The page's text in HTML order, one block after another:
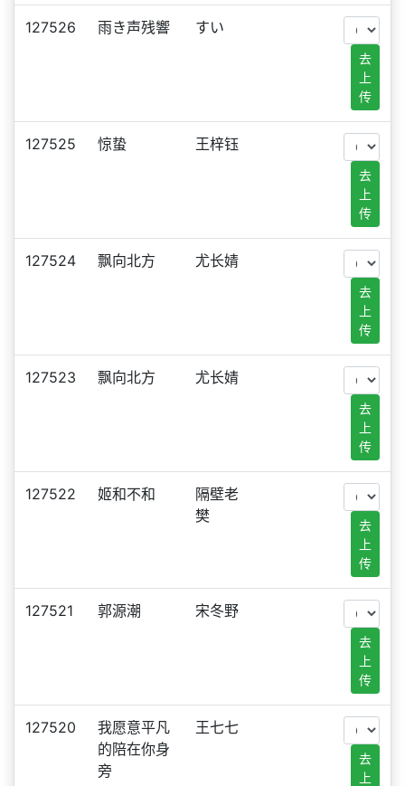
127526 雨き声残響 すい
去
上
传
127525 惊蛰 王梓钰
去
上
传
127524 飘向北方 尤长婧
去
上
传
127523 飘向北方 尤长婧
去
上
传
127522 姬和不和
隔壁老
樊
去
上
传
127521 郭源潮 宋冬野
去
上
传
127520
我愿意平凡
的陪在你身
旁
王七七
去
上